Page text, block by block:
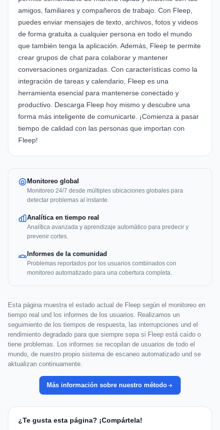
amigos, familiares y compañeros de trabajo. Con Fleep,
puedes enviar mensajes de texto, archivos, fotos y videos
de forma gratuita a cualquier persona en todo el mundo
que también tenga la aplicación. Además, Fleep te permite
crear grupos de chat para colaborar y mantener
conversaciones organizadas. Con características como la
integración de tareas y calendario, Fleep es una
herramienta esencial para mantenerse conectado y
productivo. Descarga Fleep hoy mismo y descubre una
forma más inteligente de comunicarte. ¡Comienza a pasar
tiempo de calidad con las personas que importan con
Fleep!
Monitoreo global
Monitoreo 24/7 desde múltiples ubicaciones globales para
detectar problemas al instante.
Analítica en tiempo real
Analítica avanzada y aprendizaje automático para predecir y
prevenir cortes.
Informes de la comunidad
Problemas reportados por los usuarios combinados con
monitoreo automatizado para una cobertura completa.
Esta página muestra el estado actual de Fleep según el monitoreo en
tiempo real und los informes de los usuarios. Realizamos un
seguimiento de los tiempos de respuesta, las interrupciones und el
rendimiento degradado para que siempre sepa si Fleep está caído o
tiene problemas. Los informes se recopilan de usuarios de todo el
mundo, de nuestro propio sistema de escaneo automatizado und se
aktualizan continuamente.
Más información sobre nuestro método
¿Te gusta esta página? ¡Compártela!